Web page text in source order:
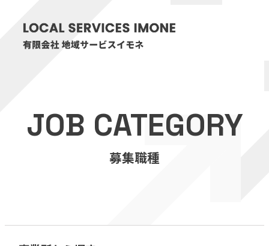
医療・介護事業
訪問看護リハビリステーション癒々
福祉用具プランナー癒々
JOB CATEGORY
募集職種